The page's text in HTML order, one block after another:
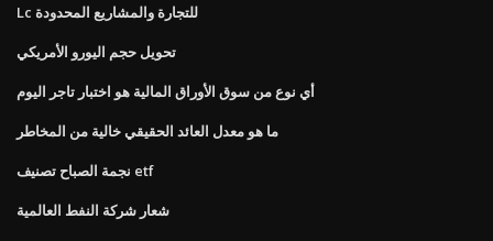
Lc للتجارة والمشاريع المحدودة
تحويل حجم اليورو الأمريكي
أي نوع من سوق الأوراق المالية هو اختبار تاجر اليوم
ما هو معدل العائد الحقيقي خالية من المخاطر
نجمة الصباح تصنيف etf
شعار شركة النفط العالمية